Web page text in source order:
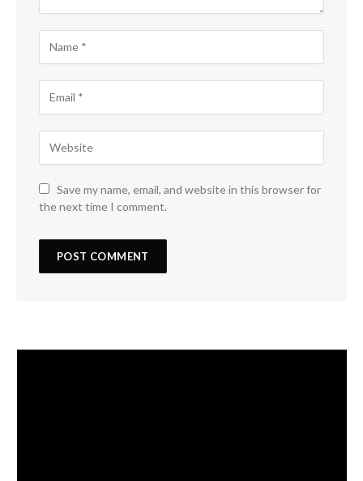
Save my name, email, and website in this browser for
the next time I comment.